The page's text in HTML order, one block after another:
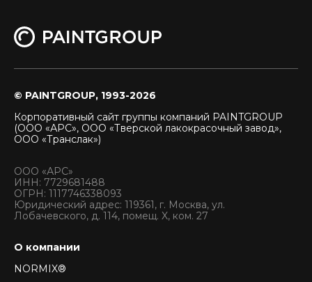
© PAINTGROUP, 1993-2026
Корпоративный сайт группы компаний PAINTGROUP
(ООО «АРС», ООО «Тверской лакокрасочный завод»,
ООО «Транслак»)
ООО «АРС»
ИНН: 7729681488
ОГРН: 1117746338093
Юридический адрес: 119361, г. Москва, ул.
Лобачевского, д. 114, помещ. X, ком. 27
О компании
NORMIX®